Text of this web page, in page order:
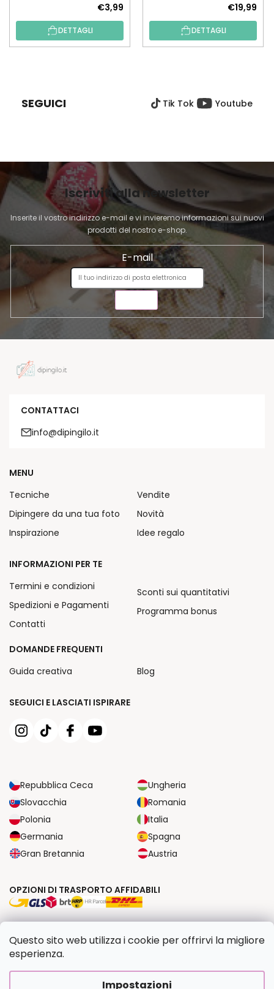
Questo sito web utilizza i cookie per offrirvi la migliore
esperienza.
Impostazioni
€3,99
DETTAGLI
€19,99
DETTAGLI
G
N
A
SEGUICI Tik Tok Youtube
Iscriviti alla newsletter
Inserite il vostro indirizzo e-mail e vi invieremo informazioni sui nuovi
prodotti del nostro e-shop.
E-mail
CONTATTACI
info@dipingilo.it
SEGUICI E LASCIATI ISPIRARE
Repubblica Ceca
Ungheria
Slovacchia
Romania
Polonia
Italia
Germania
Spagna
Gran Bretannia
Austria
MENU
Tecniche
Dipingere da una tua foto
Inspirazione
Vendite
Novità
Idee regalo
INFORMAZIONI PER TE
Termini e condizioni
Spedizioni e Pagamenti
Contatti
Sconti sui quantitativi
Programma bonus
DOMANDE FREQUENTI
Guida creativa
Blog
OPZIONI DI TRASPORTO AFFIDABILI
Copyright 2026Dipingilo.it. Tutti i diritti riservati.